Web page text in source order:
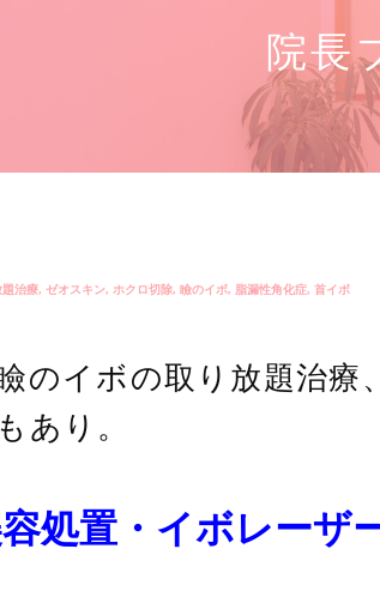
院長
題治療, ゼオスキン, ホクロ切除, 瞼のイボ, 脂漏性角化症, 首イボ
のイボの取り放題治療
あり。
処置・イボレーザ